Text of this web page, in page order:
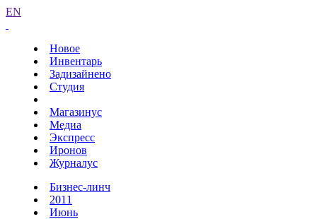
EN
Новое
Инвентарь
Задизайнено
Студия
Магазинус
Медиа
Экспресс
Иронов
Журналус
Бизнес-линч
2011
Июнь